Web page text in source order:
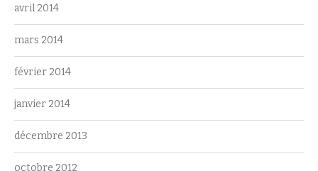
avril 2014
mars 2014
février 2014
janvier 2014
décembre 2013
octobre 2012